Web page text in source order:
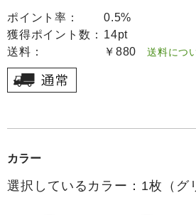
ポイント率：
0.5%
獲得ポイント数： 14pt
送料：
￥880 送料につ
カラー
選択しているカラー：1枚（グ